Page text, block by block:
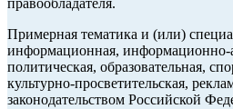
правообладателя.
Примерная тематика и (или)
информационная, информационно-
политическая, образовательная,
культурно-просветительская,
законодательством Российской